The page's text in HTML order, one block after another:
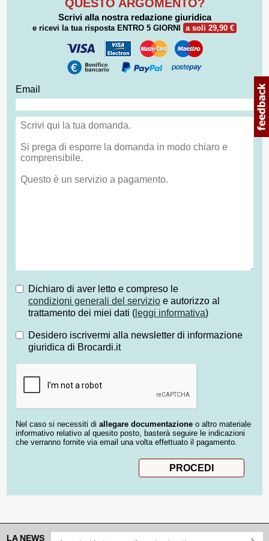
QUESTO ARGOMENTO?
Scrivi alla nostra redazione giuridica
e ricevi la tua risposta ENTRO 5 GIORNI a soli 29,90 €
Email
Dichiaro di aver letto e compreso le
condizioni generali del servizio e autorizzo al
trattamento dei miei dati ( leggi informativa)
Desidero iscrivermi alla newsletter di informazione
giuridica di Brocardi.it
Nel caso si necessiti di allegare documentazione o altro materiale
informativo relativo al quesito posto, basterà seguire le indicazioni
che verranno fornite via email una volta effettuato il pagamento.
LA NEWS